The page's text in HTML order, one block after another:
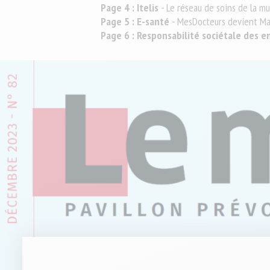
Complémentaire santé solidairePrévoir
patrimoine
Combattant
Page 4 : Itelis - Le réseau de soins de la
Page 5 : E-santé - MesDocteurs devient
Page 6 : Responsabilité sociétale des